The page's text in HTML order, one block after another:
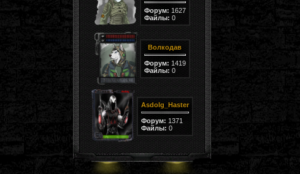
Форум: 1627
Файлы: 0
Волкодав
Форум: 1419
Файлы: 0
Asdolg_Haster
Форум: 1371
Файлы: 0